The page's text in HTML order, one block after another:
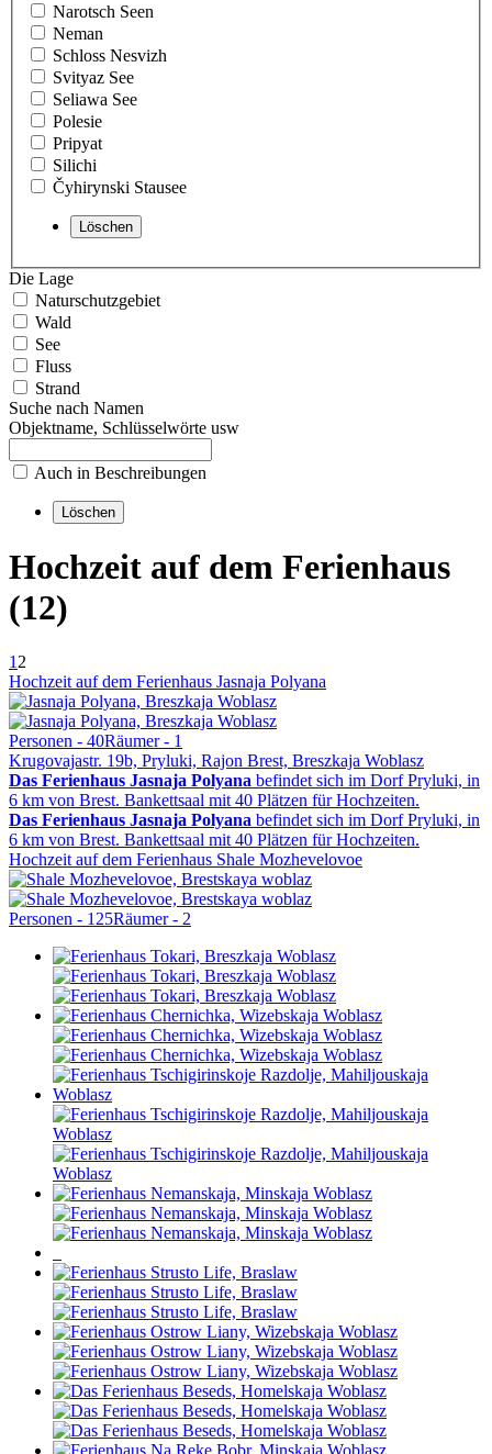
Narotsch Seen
Neman
Schloss Nesvizh
Svityaz See
Seliawa See
Polesie
Pripyat
Silichi
Čyhirynski Stausee
Die Lage
Naturschutzgebiet
Wald
See
Fluss
Strand
Suche nach Namen
Objektname, Schlüsselwörte usw
Auch in Beschreibungen
Hochzeit auf dem Ferienhaus
(12)
1 2
Hochzeit auf dem Ferienhaus Jasnaja Polyana
Personen - 40Räumer - 1
Krugovajastr. 19b, Pryluki, Rajon Brest, Breszkaja Woblasz
Das Ferienhaus Jasnaja Polyana befindet sich im Dorf Pryluki, in
6 km von Brest. Bankettsaal mit 40 Plätzen für Hochzeiten.
Das Ferienhaus Jasnaja Polyana befindet sich im Dorf Pryluki, in
6 km von Brest. Bankettsaal mit 40 Plätzen für Hochzeiten.
Hochzeit auf dem Ferienhaus Shale Mozhevelovoe
Personen - 125Räumer - 2